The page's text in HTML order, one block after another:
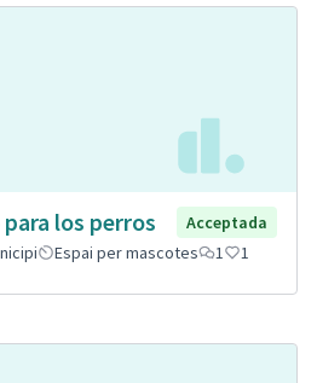
los perros
Acceptada
Espai per mascotes 1 1